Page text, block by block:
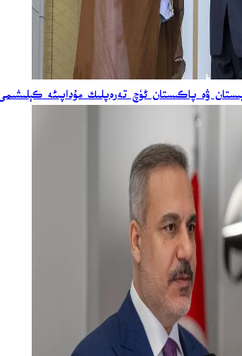
ۋە پاكىستان ئۈچ تەرەپلىك مۇداپىئە كېلىشىمى